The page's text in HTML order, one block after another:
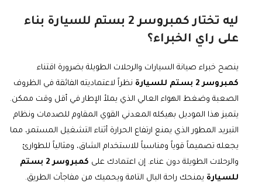
ليه تختار كمبروسر 2 بستم للسيارة بناء
على راي الخبراء؟
ينصح خبراء صيانة السيارات والرحلات الطويلة بضرورة اقتناء
كمبروسر 2 بستم للسيارة
نظراً لاعتماديته الفائقة في الظروف
الصعبة وضغط الهواء العالي الذي يملأ الإطار في أقل وقت ممكن.
يتميز هذا الموديل بهيكله المعدني القوي المقاوم للصدمات ونظام
التبريد المطور الذي يمنع ارتفاع الحرارة أثناء التشغيل المستمر، مما
يجعله تصميماً قوياً ومناسباً للاستخدام الشاق، ومثالياً للطوارئ
والرحلات الطويلة دون عناء. إن اعتمادك على
كمبروسر 2 بستم
للسيارة يمنحك راحة البال التامة ويحميك من مفاجآت الطريق.